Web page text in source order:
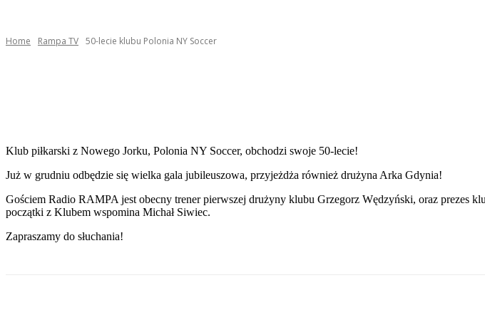
Home Rampa TV 50-lecie klubu Polonia NY Soccer
Klub piłkarski z Nowego Jorku, Polonia NY Soccer, obchodzi swoje 50-lecie!
Już w grudniu odbędzie się wielka gala jubileuszowa, przyjeżdża również drużyna Arka Gdynia!
Gościem Radio RAMPA jest obecny trener pierwszej drużyny klubu Grzegorz Wędzyński, oraz prezes
początki z Klubem wspomina Michał Siwiec.
Zapraszamy do słuchania!